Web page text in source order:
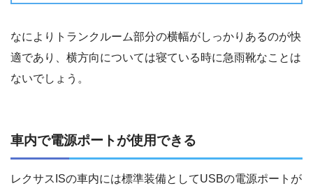
なによりトランクルーム部分の横幅がしっかりあるのが快
適であり、横方向については寝ている時に急雨靴なことは
ないでしょう。
車内で電源ポートが使用できる
レクサスISの車内には標準装備としてUSBの電源ポートが